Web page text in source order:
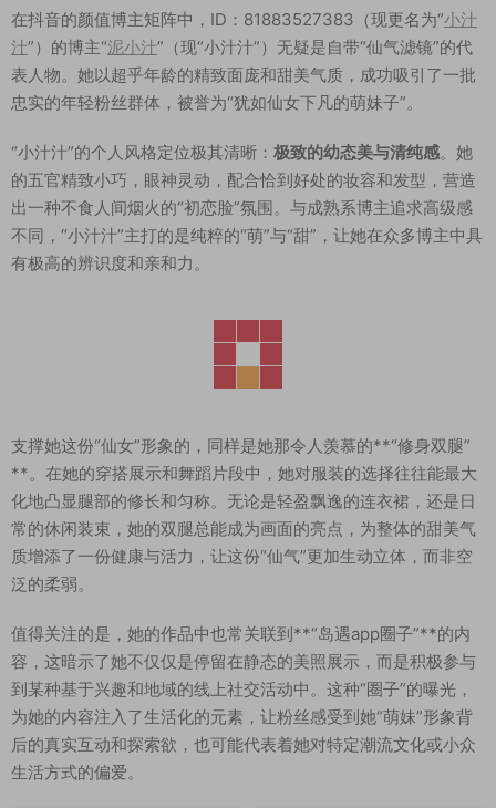
在抖音的颜值博主矩阵中，ID：81883527383（现更名为“小汁
汁”）的博主“泥小汁”（现“小汁汁”）无疑是自带“仙气滤镜”的代
表人物。她以超乎年龄的精致面庞和甜美气质，成功吸引了一批
忠实的年轻粉丝群体，被誉为“犹如仙女下凡的萌妹子”。
“小汁汁”的个人风格定位极其清晰： 极致的幼态美与清纯感。她
的五官精致小巧，眼神灵动，配合恰到好处的妆容和发型，营造
出一种不食人间烟火的“初恋脸”氛围。与成熟系博主追求高级感
不同，“小汁汁”主打的是纯粹的“萌”与“甜”，让她在众多博主中具
有极高的辨识度和亲和力。
支撑她这份“仙女”形象的，同样是她那令人羡慕的**“修身双腿”
**。在她的穿搭展示和舞蹈片段中，她对服装的选择往往能最大
化地凸显腿部的修长和匀称。无论是轻盈飘逸的连衣裙，还是日
常的休闲装束，她的双腿总能成为画面的亮点，为整体的甜美气
质增添了一份健康与活力，让这份“仙气”更加生动立体，而非空
泛的柔弱。
值得关注的是，她的作品中也常关联到**“岛遇app圈子”**的内
容，这暗示了她不仅仅是停留在静态的美照展示，而是积极参与
到某种基于兴趣和地域的线上社交活动中。这种“圈子”的曝光，
为她的内容注入了生活化的元素，让粉丝感受到她“萌妹”形象背
后的真实互动和探索欲，也可能代表着她对特定潮流文化或小众
生活方式的偏爱。